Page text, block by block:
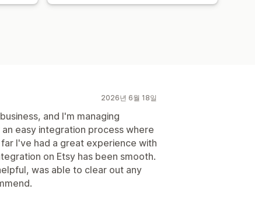
2026년 6월 18일
and I'm managing
easy integration process where
I've had a great experience with
on Etsy has been smooth.
was able to clear out any